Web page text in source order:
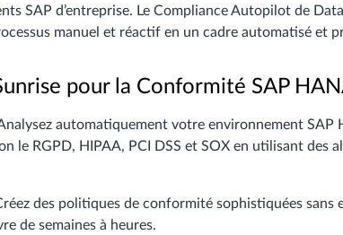
SAP d’entreprise. Le Compliance Autopilot de
manuel et réactif en un cadre automatisé et
pour la Conformité SAP
automatiquement votre environnement SAP
le RGPD, HIPAA, PCI DSS et SOX en utilisant des
des politiques de conformité sophistiquées sans
de semaines à heures.